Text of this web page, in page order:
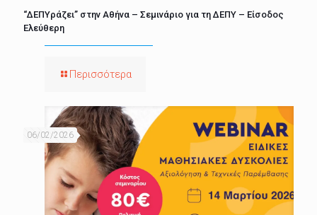
“ΔΕΠΥράζει” στην Αθήνα – Σεμινάριο για τη ΔΕΠΥ – Είσοδος
Ελεύθερη
Περισσότερα
06/02/2026